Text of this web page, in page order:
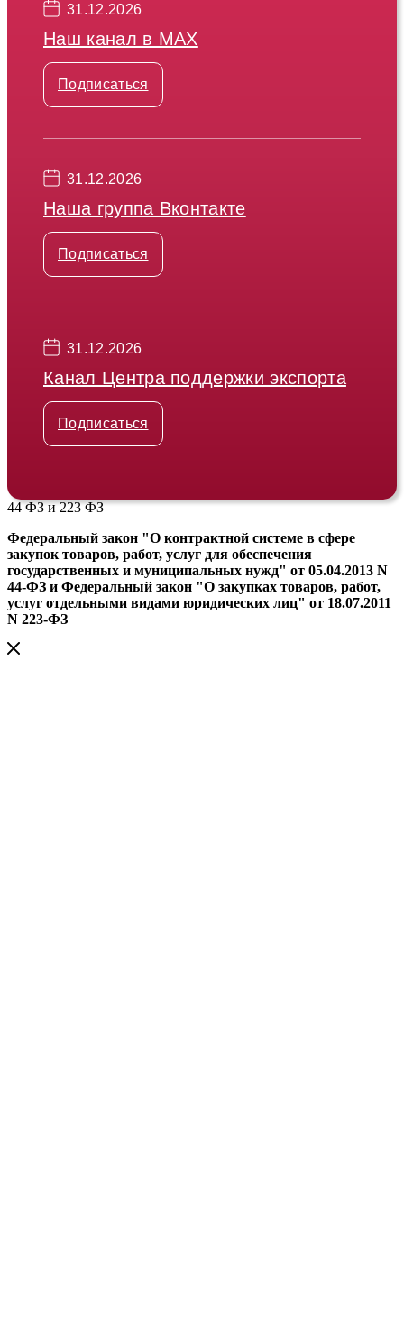
31.12.2026
Наш канал в МАХ
Подписаться
31.12.2026
Наша группа Вконтакте
Подписаться
31.12.2026
Канал Центра поддержки экспорта
Подписаться
44 ФЗ и 223 ФЗ
Федеральный закон "О контрактной системе в сфере
закупок товаров, работ, услуг для обеспечения
государственных и муниципальных нужд" от 05.04.2013 N
44-ФЗ и Федеральный закон "О закупках товаров, работ,
услуг отдельными видами юридических лиц" от 18.07.2011
N 223-ФЗ